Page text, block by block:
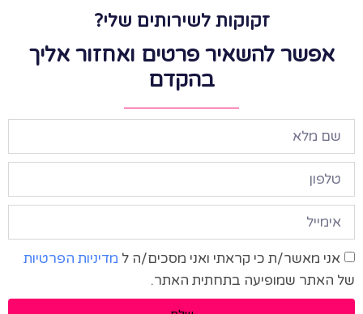
זקוקות לשירותים שלי?
אפשר להשאיר פרטים ואחזור אליך
בהקדם
אני מאשר/ת כי קראתי ואני מסכים/ה ל מדיניות הפרטיות
של האתר שמופיעה בתחתית האתר.